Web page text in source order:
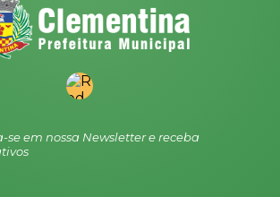
se em nossa Newsletter e receba